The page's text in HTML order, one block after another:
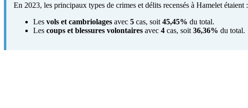
En 2023, les principaux types de crimes et délits recensés à Hamelet étaient :
Les vols et cambriolages avec 5 cas, soit 45,45% du total.
Les coups et blessures volontaires avec 4 cas, soit 36,36% du total.